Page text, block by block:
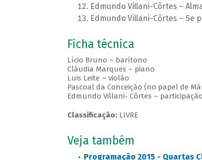
Edmundo Villani-Côrtes –
Edmundo Villani-Côrtes – Se
Ficha técnica
Lício Bruno – barítono
Cláudia Marques – piano
Luis Leite – violão
Pascoal da Conceição (no papel de
Edmundo Villani- Côrtes –
Classificação:LIVRE
Veja também
Programação 2015 - Quartas